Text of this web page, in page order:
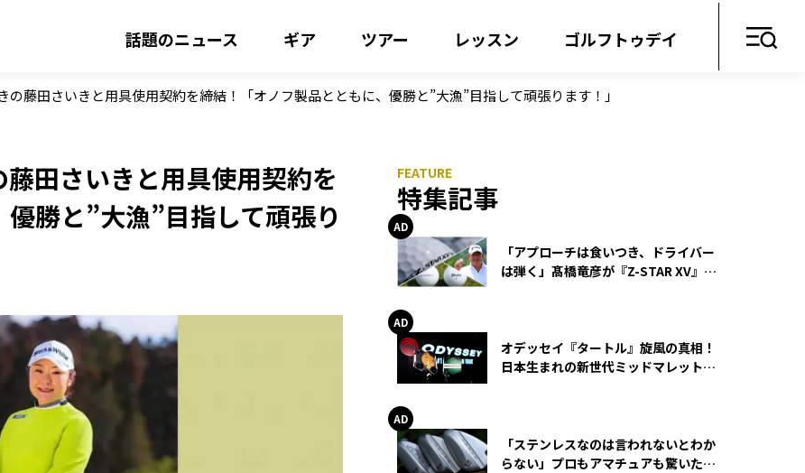
話題のニュース ギア ツアー レッスン ゴルフトゥデイ
の藤田さいきと用具使用契約を締結！「オノフ製品とともに、優勝と”大漁”目指して頑張ります！」
田さいきと用具使用契約を
勝と”大漁”目指して頑張り
特集記事
「アプローチは食いつき、ドライバー
は弾く」髙橋竜彦が『Z-STAR XV』を
オデッセイ『タートル』旋風の真相！
日本生まれの新世代ミッドマレットが
「ステンレスなのは言われないとわか
らない」プロもアマチュアも驚いた